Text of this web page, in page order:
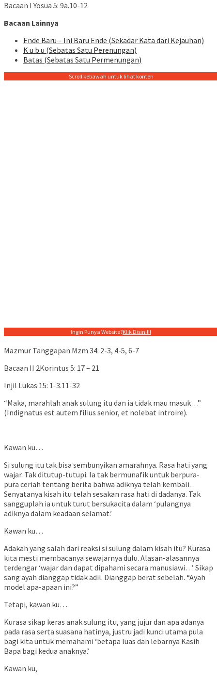
Bacaan I Yosua 5: 9a.10-12
Bacaan Lainnya
Ende Baru – Ini Baru Ende (Sekadar Kata dari Kejauhan)
K u b u (Sebatas Satu Perenungan)
Batas (Sebatas Satu Permenungan)
Scroll kebawah untuk lihat konten
Ingin Punya Website?Klik Disini!!!
Mazmur Tanggapan Mzm 34: 2-3, 4-5, 6-7
Bacaan II 2Korintus 5: 17 – 21
Injil Lukas 15: 1-3.11-32
“Maka, marahlah anak sulung itu dan ia tidak mau masuk…”
(Indignatus est autem filius senior, et nolebat introire).
Kawan ku…
Si sulung itu tak bisa sembunyikan amarahnya. Rasa hati yang
wajar. Tak ditutup-tutupi. Ia tak bermunafik untuk berpura-
pura ceriah tentang berita bahwa adiknya telah kembali.
Senyatanya kisah itu telah sesakan rasa hati di dadanya. Tak
sangguplah ia untuk turut bersukacita dalam ‘pulangnya
adiknya dalam keadaan selamat.’
Kawan ku…
Adakah yang salah dari reaksi si sulung dalam kisah itu? Kurasa
kita mesti membacanya sewajarnya dulu. Alasan-alasannya
terdengar ‘wajar dan dapat dipahami secara manusiawi…’ Sikap
sang ayah dianggap tidak adil. Dianggap berat sebelah. “Ayah
model apa-apaan ini?”
Tetapi, kawan ku….
Kurasa sikap keras anak sulung itu, yang jujur dan apa adanya
pada rasa serta suasana hatinya, justru jadi kunci utama pula
bagi kita untuk memahami ‘betapa luas dan lebarnya Kasih
Bapa bagi kedua anaknya.’
Kawan ku,